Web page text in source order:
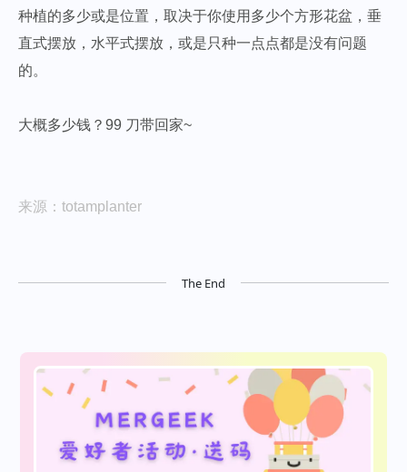
种植的多少或是位置，取决于你使用多少个方形花盆，垂
直式摆放，水平式摆放，或是只种一点点都是没有问题
的。
大概多少钱？99 刀带回家~
来源：totamplanter
The End